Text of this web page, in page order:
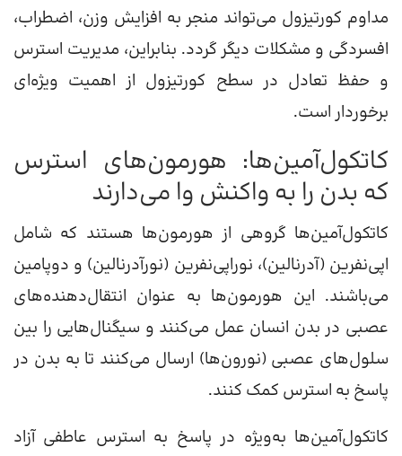
مداوم کورتیزول می‌تواند منجر به افزایش وزن، اضطراب،
افسردگی و مشکلات دیگر گردد. بنابراین، مدیریت استرس
و حفظ تعادل در سطح کورتیزول از اهمیت ویژه‌ای
برخوردار است.
کاتکول‌آمین‌ها: هورمون‌های استرس
که بدن را به واکنش وا می‌دارند
کاتکول‌آمین‌ها گروهی از هورمون‌ها هستند که شامل
اپی‌نفرین (آدرنالین)، نوراپی‌نفرین (نورآدرنالین) و دوپامین
می‌باشند. این هورمون‌ها به عنوان انتقال‌دهنده‌های
عصبی در بدن انسان عمل می‌کنند و سیگنال‌هایی را بین
سلول‌های عصبی (نورون‌ها) ارسال می‌کنند تا به بدن در
پاسخ به استرس کمک کنند.
کاتکول‌آمین‌ها به‌ویژه در پاسخ به استرس عاطفی آزاد